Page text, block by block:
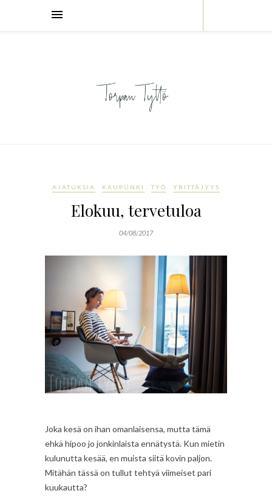
AJATUKSIA KAUPUNKI TYÖ YRITTÄJYYS
Elokuu, tervetuloa
04/08/2017
Joka kesä on ihan omanlaisensa, mutta tämä
ehkä hipoo jo jonkinlaista ennätystä. Kun mietin
kulunutta kesää, en muista siitä kovin paljon.
Mitähän tässä on tullut tehtyä viimeiset pari
kuukautta?